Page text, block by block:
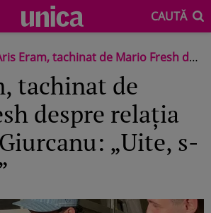
CAUTĂ
Eram, tachinat de Mario Fresh despre relația cu Laura Giurcanu: „Uite, s-a înroșit!”
tachinat de
despre relația
„Uite, s-